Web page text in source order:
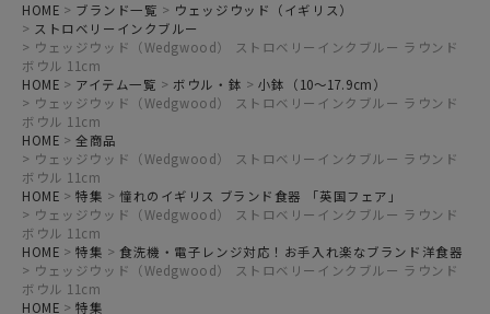
HOME ブランド一覧
ウェッジウッド（イギリス）
ストロベリーインクブルー
ウェッジウッド（Wedgwood） ストロベリーインクブルー ラウンド
ボウル 11cm
HOME
アイテム一覧 ボウル・鉢
小鉢（10～17.9cm）
ウェッジウッド（Wedgwood） ストロベリーインクブルー ラウンド
ボウル 11cm
HOME
全商品
ウェッジウッド（Wedgwood） ストロベリーインクブルー ラウンド
ボウル 11cm
HOME
特集
憧れのイギリス ブランド食器 「英国フェア」
ウェッジウッド（Wedgwood） ストロベリーインクブルー ラウンド
ボウル 11cm
HOME
特集
食洗機・電子レンジ対応！お手入れ楽なブランド洋食器
ウェッジウッド（Wedgwood） ストロベリーインクブルー ラウンド
ボウル 11cm
HOME
特集